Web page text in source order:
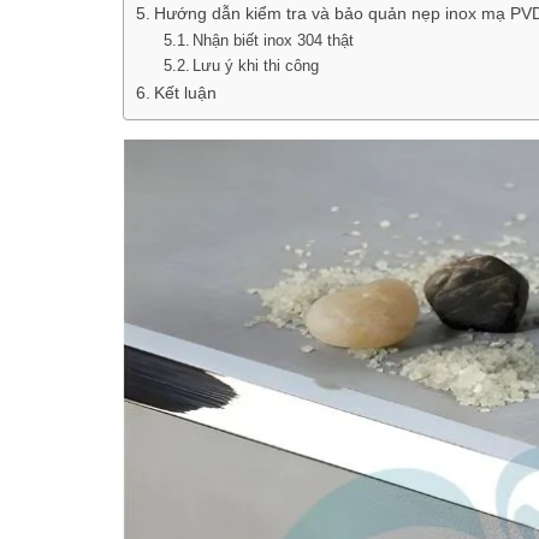
Hướng dẫn kiểm tra và bảo quản nẹp inox mạ
Nhận biết inox 304 thật
Lưu ý khi thi công
Kết luận